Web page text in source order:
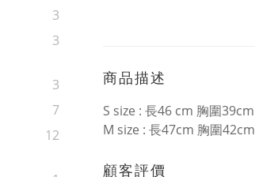
3
3
3
7
12
商品描述
S size : 長46 cm 胸圍39cm
M size : 長47cm 胸圍42cm
顧客評價